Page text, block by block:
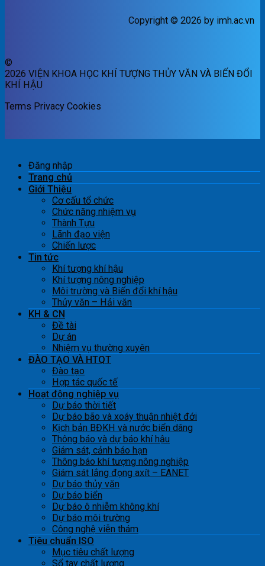
Copyright © 2026 by imh.ac.vn
©
2026 VIỆN KHOA HỌC KHÍ TƯỢNG THỦY VĂN VÀ BIẾN ĐỔI
KHÍ HẬU
Terms Privacy Cookies
Đăng nhập
Trang chủ
Giới Thiệu
Cơ cấu tổ chức
Chức năng nhiệm vụ
Thành Tựu
Lãnh đạo viện
Chiến lược
Tin tức
Khí tượng khí hậu
Khí tượng nông nghiệp
Môi trường và Biến đổi khí hậu
Thủy văn – Hải văn
KH & CN
Đề tài
Dự án
Nhiệm vụ thường xuyên
ĐÀO TẠO VÀ HTQT
Đào tạo
Hợp tác quốc tế
Hoạt động nghiệp vụ
Dự báo thời tiết
Dự báo bão và xoáy thuận nhiệt đới
Kịch bản BĐKH và nước biển dâng
Thông báo và dự báo khí hậu
Giám sát, cảnh báo hạn
Thông báo khí tượng nông nghiệp
Giám sát lắng đọng axít – EANET
Dự báo thủy văn
Dự báo biển
Dự báo ô nhiễm không khí
Dự báo môi trường
Công nghệ viễn thám
Tiêu chuẩn ISO
Mục tiêu chất lượng
Sổ tay chất lượng